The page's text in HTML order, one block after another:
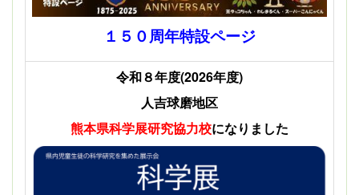
１５０周年特設ページ
令和８年度(2026年度)
人吉球磨地区
熊本県科学展研究協力校になりました